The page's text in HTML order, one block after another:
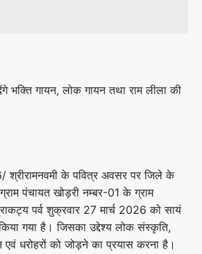
भक्ति गायन, लोक गायन तथा राम लीला की
श्रीरामनवमी के पवित्र अवसर पर जिले के
पंचायत खोड़री नम्बर-01 के ग्राम
पर्व शुक्रवार 27 मार्च 2026 को सायं
गया है। जिसका उद्देश्य लोक संस्कृति,
एवं धरोहरों को जोड़ने का प्रयास करना है।